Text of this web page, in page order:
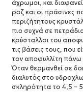
άχρωμοι, και
ροζ και οι πράσινες
περιζήτητους
πιο συχνά σε
κρύσταλλοι του
τις βάσεις τους, που
τον αποφυλλίτη πάνω
Όταν θερμανθεί σε
διαλυτός στο
σκληρότητα το 4,5 –